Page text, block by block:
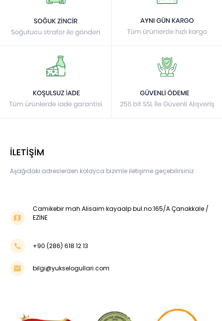
İLETİŞİM
Aşağıdaki adreslerden kolayca bizimle iletişime geçebilirsiniz
Camikebir mah.Alisaim kayaalp bul.no:165/A Çanakkale /
EZİNE
+90 (286) 618 12 13
bilgi@yukselogullari.com